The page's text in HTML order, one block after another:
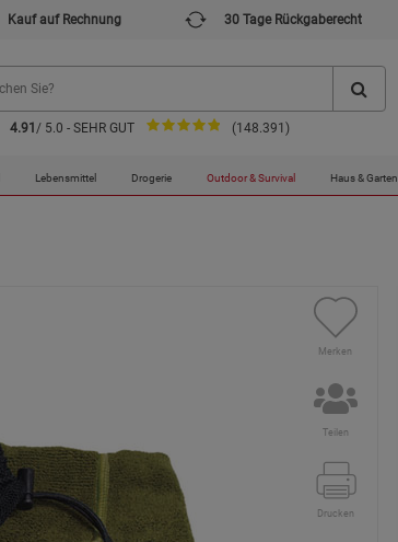
Kauf auf Rechnung 30 Tage Rückgaberecht
4.91 / 5.0 - SEHR GUT (148.391)
Lebensmittel Drogerie Outdoor & Survival Haus & Garten
Merken
Teilen
Drucken